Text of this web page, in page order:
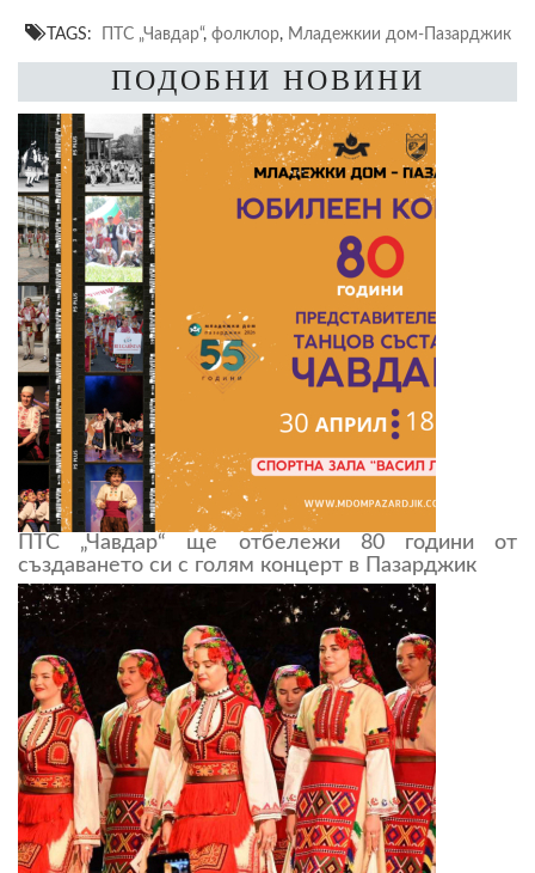
TAGS: ПТС „Чавдар“, фолклор, Младежкии дом-Пазарджик
ПОДОБНИ НОВИНИ
ПТС „Чавдар“ ще отбележи 80 години от
създаването си с голям концерт в Пазарджик